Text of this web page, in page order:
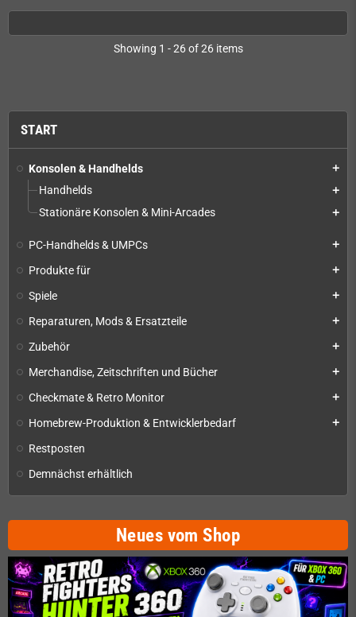
START
Konsolen & Handhelds add
Handhelds add
Stationäre Konsolen & Mini-Arcades add
PC-Handhelds & UMPCs add
Produkte für add
Spiele add
Reparaturen, Mods & Ersatzteile add
Zubehör add
Merchandise, Zeitschriften und Bücher add
Checkmate & Retro Monitor add
Homebrew-Produktion & Entwicklerbedarf add
Restposten
Demnächst erhältlich
Neues vom Shop
Showing 1 - 26 of 26 items